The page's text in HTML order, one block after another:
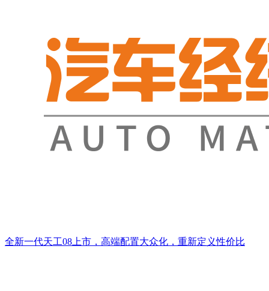
全新一代天工08上市，高端配置大众化，重新定义性价比